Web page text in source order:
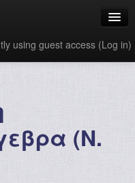
using guest access (Log in)
(Ν.